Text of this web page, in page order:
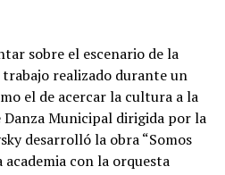
sobre el escenario de la
realizado durante un
el de acercar la cultura a la
Danza Municipal dirigida por la
desarrolló la obra “Somos
academia con la orquesta